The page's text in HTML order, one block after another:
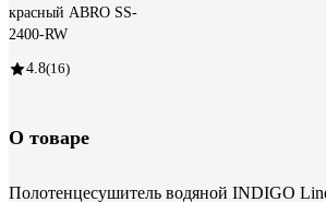
красный ABRO SS-
2400-RW
4.8(16)
О товаре
Полотенцесушитель водяной INDIGO